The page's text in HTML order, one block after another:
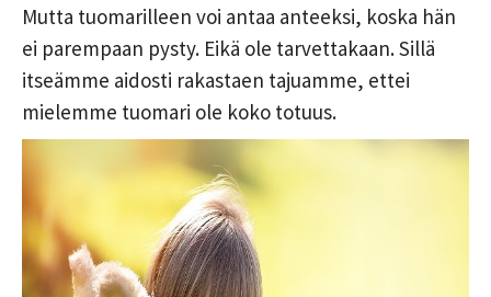
Mutta tuomarilleen voi antaa anteeksi, koska hän
ei parempaan pysty. Eikä ole tarvettakaan. Sillä
itseämme aidosti rakastaen tajuamme, ettei
mielemme tuomari ole koko totuus.